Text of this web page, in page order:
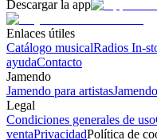
Descargar la app
Enlaces útiles
Catálogo musicalRadios In-
ayudaContacto
Jamendo
Jamendo para artistas
Legal
Condiciones generales de uso
ventaPrivacidadPolítica de